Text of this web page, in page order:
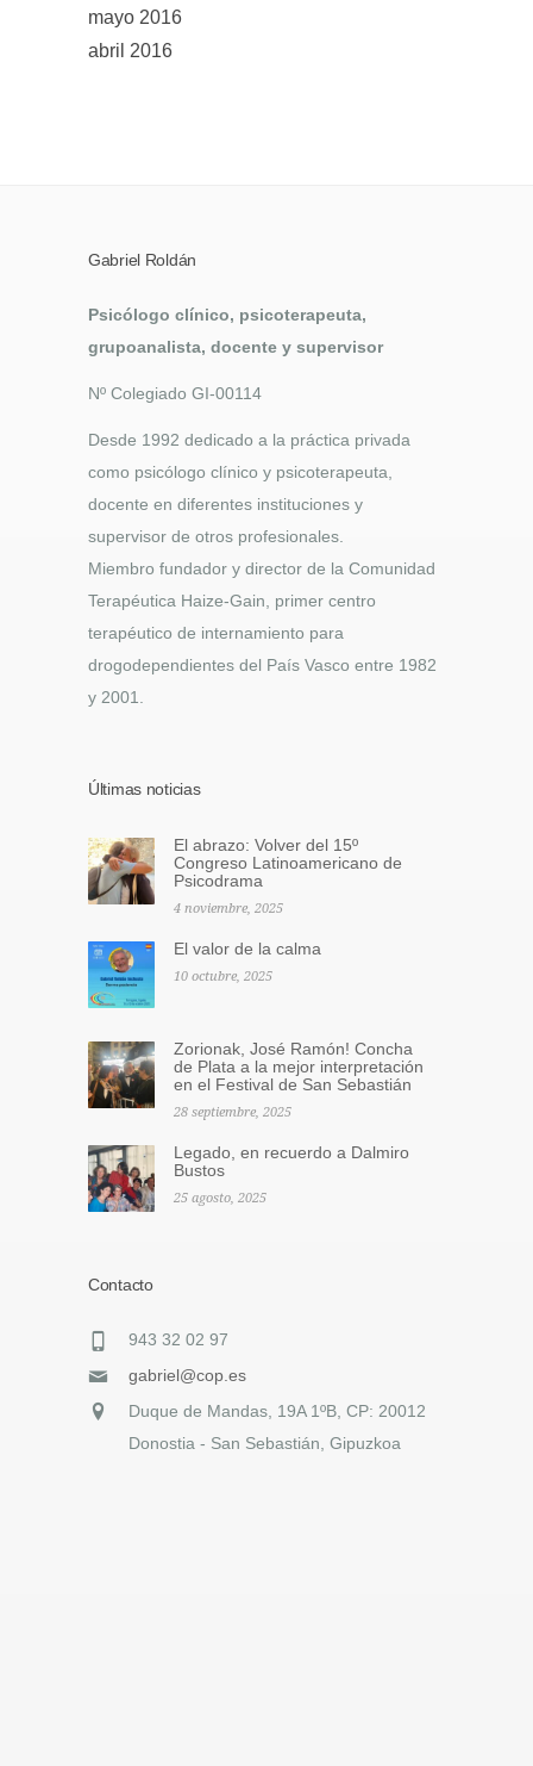
mayo 2016
abril 2016
Gabriel Roldán
Psicólogo clínico, psicoterapeuta,
grupoanalista, docente y supervisor
Nº Colegiado GI-00114
Desde 1992 dedicado a la práctica privada
como psicólogo clínico y psicoterapeuta,
docente en diferentes instituciones y
supervisor de otros profesionales.
Miembro fundador y director de la Comunidad
Terapéutica Haize-Gain, primer centro
terapéutico de internamiento para
drogodependientes del País Vasco entre 1982
y 2001.
Últimas noticias
El abrazo: Volver del 15º
Congreso Latinoamericano de
Psicodrama
4 noviembre, 2025
El valor de la calma
10 octubre, 2025
Zorionak, José Ramón! Concha
de Plata a la mejor interpretación
en el Festival de San Sebastián
28 septiembre, 2025
Legado, en recuerdo a Dalmiro
Bustos
25 agosto, 2025
Contacto
943 32 02 97
gabriel@cop.es
Duque de Mandas, 19A 1ºB, CP: 20012
Donostia - San Sebastián, Gipuzkoa